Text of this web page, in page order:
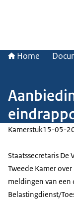
Home
Kamerstuk15-05-
Staatssecretaris De
Tweede Kamer
meldingen van
Belastingdienst/